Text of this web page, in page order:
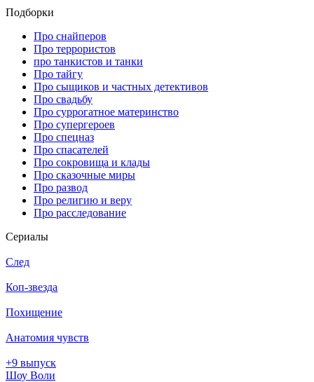
Подборки
Про снайперов
Про террористов
про танкистов и танки
Про тайгу
Про сыщиков и частных детективов
Про свадьбу
Про суррогатное материнство
Про супергероев
Про спецназ
Про спасателей
Про сокровища и клады
Про сказочные миры
Про развод
Про религию и веру
Про расследование
Се­риа­лы
След
Коп-звезда
Похищение
Анатомия чувств
+9 выпуск
Шоу Воли